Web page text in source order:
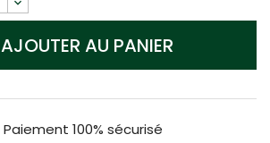
AJOUTER AU PANIER
Paiement 100% sécurisé